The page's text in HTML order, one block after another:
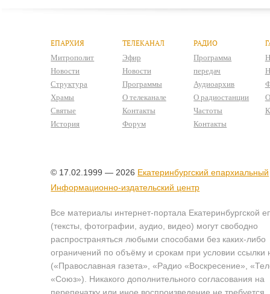
ЕПАРХИЯ
Митрополит
Новости
Структура
Храмы
Святые
История
ТЕЛЕКАНАЛ
Эфир
Новости
Программы
О телеканале
Контакты
Форум
РАДИО
Программа
передач
Аудиоархив
О радиостанции
Частоты
Контакты
© 17.02.1999 — 2026 Екатеринбургский епархиальный
Информационно-издательский центр
Все материалы интернет-портала Екатеринбургской
(тексты, фотографии, аудио, видео) могут свободно
распространяться любыми способами без каких-либо
ограничений по объёму и срокам при условии ссылки
(«Православная газета», «Радио «Воскресение»,
«Союз»). Никакого дополнительного согласования на